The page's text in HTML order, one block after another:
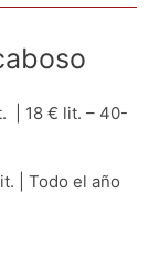
| 18 € lit. – 40-
| Todo el año